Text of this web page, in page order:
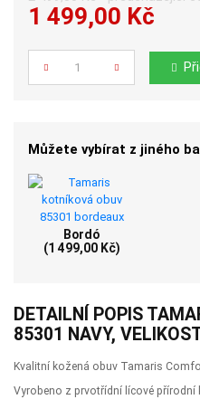
1 499,00 Kč
Počet
Můžete vybírat z jiného
Bordó
(1 499,00 Kč)
DETAILNÍ POPIS
85301 NAVY,
Kvalitní kožená obuv Tamaris
Vyrobeno z prvotřídní lícové přírodní